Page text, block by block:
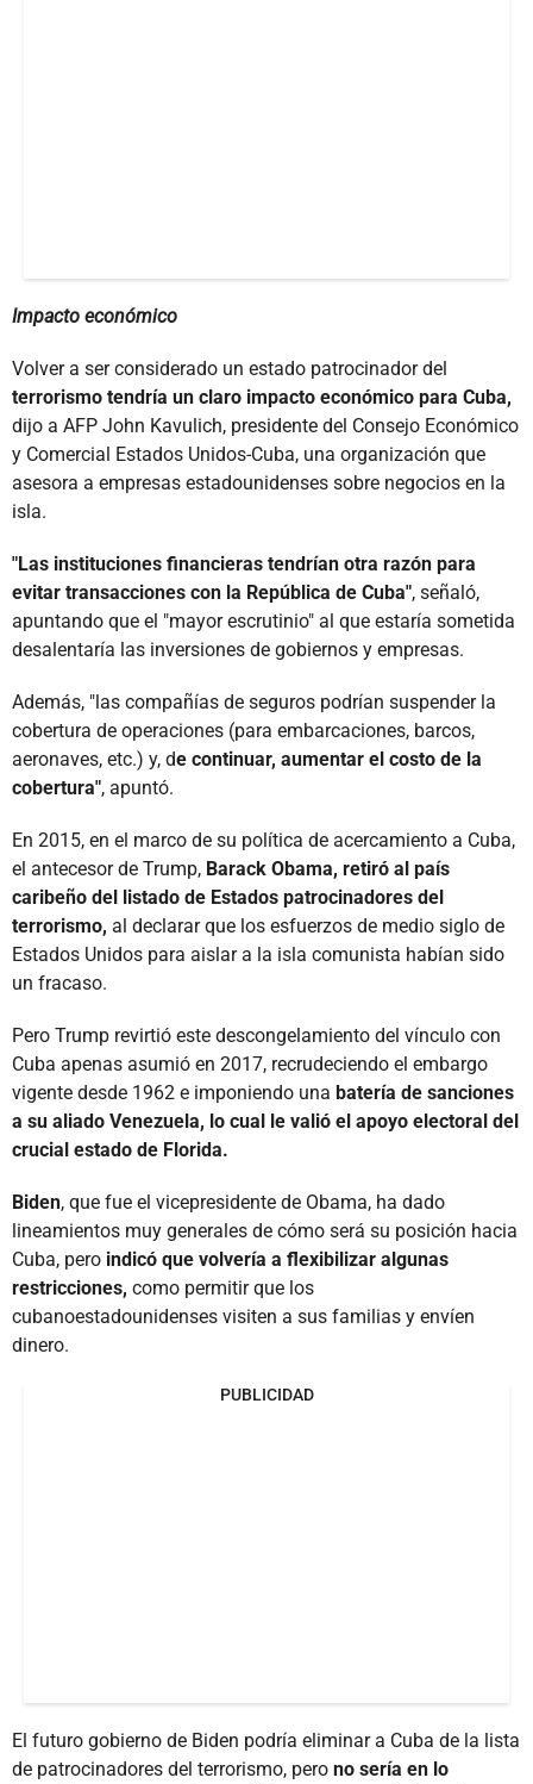
Impacto económico
Volver a ser considerado un estado patrocinador del
terrorismo tendría un claro impacto económico para Cuba,
dijo a AFP John Kavulich, presidente del Consejo Económico
y Comercial Estados Unidos-Cuba, una organización que
asesora a empresas estadounidenses sobre negocios en la
isla.
"Las instituciones financieras tendrían otra razón para
evitar transacciones con la República de Cuba", señaló,
apuntando que el "mayor escrutinio" al que estaría sometida
desalentaría las inversiones de gobiernos y empresas.
Además, "las compañías de seguros podrían suspender la
cobertura de operaciones (para embarcaciones, barcos,
aeronaves, etc.) y, de continuar, aumentar el costo de la
cobertura", apuntó.
En 2015, en el marco de su política de acercamiento a Cuba,
el antecesor de Trump, Barack Obama, retiró al país
caribeño del listado de Estados patrocinadores del
terrorismo, al declarar que los esfuerzos de medio siglo de
Estados Unidos para aislar a la isla comunista habían sido
un fracaso.
Pero Trump revirtió este descongelamiento del vínculo con
Cuba apenas asumió en 2017, recrudeciendo el embargo
vigente desde 1962 e imponiendo una batería de sanciones
a su aliado Venezuela, lo cual le valió el apoyo electoral del
crucial estado de Florida.
Biden, que fue el vicepresidente de Obama, ha dado
lineamientos muy generales de cómo será su posición hacia
Cuba, pero indicó que volvería a flexibilizar algunas
restricciones, como permitir que los
cubanoestadounidenses visiten a sus familias y envíen
dinero.
PUBLICIDAD
El futuro gobierno de Biden podría eliminar a Cuba de la lista
de patrocinadores del terrorismo, pero no sería en lo